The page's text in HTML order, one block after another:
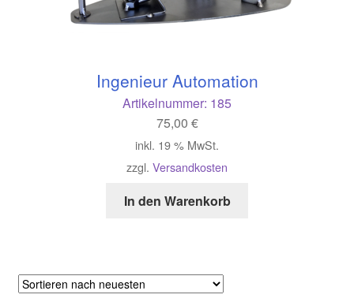
Ingenieur Automation
Artikelnummer: 185
75,00 €
inkl. 19 % MwSt.
zzgl. Versandkosten
In den Warenkorb